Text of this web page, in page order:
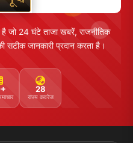
24 घंटे ताजा खबरें, राजनीतिक
जानकारी प्रदान करता है।
28
राज्य कवरेज